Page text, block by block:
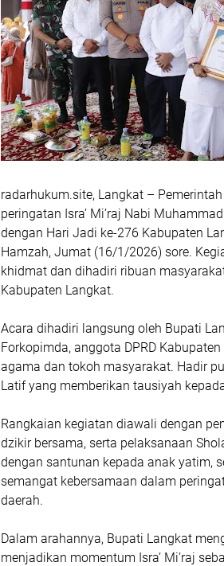
radarhukum.site, Langkat –
peringatan Isra’ Mi’raj Nabi
dengan Hari Jadi ke-276 Kabupaten
Hamzah, Jumat (16/1/2026) sore.
khidmat dan dihadiri ribuan
Kabupaten Langkat.
Acara dihadiri langsung oleh Bupati
Forkopimda, anggota DPRD
agama dan tokoh masyarakat. Hadir
Latif yang memberikan tausiyah
Rangkaian kegiatan diawali dengan
dzikir bersama, serta pelaksanaan
dengan santunan kepada anak yatim,
semangat kebersamaan dalam
daerah.
Dalam arahannya, Bupati Langkat
menjadikan momentum Isra’ Mi’raj